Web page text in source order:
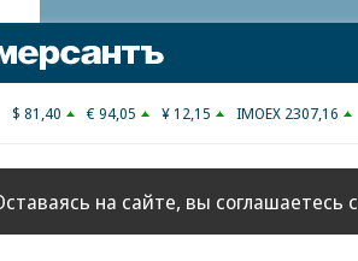
$ 81,40 € 94,05 ¥ 12,15 IMOEX 2307,16
на сайте, вы соглашаетесь с